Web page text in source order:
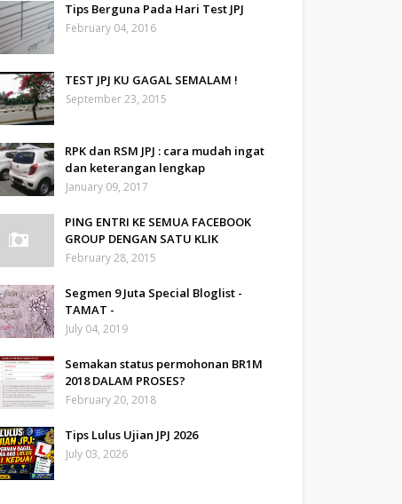
Tips Berguna Pada Hari Test JPJ
February 04, 2016
TEST JPJ KU GAGAL SEMALAM !
September 23, 2015
RPK dan RSM JPJ : cara mudah ingat
dan keterangan lengkap
January 09, 2017
PING ENTRI KE SEMUA FACEBOOK
GROUP DENGAN SATU KLIK
February 28, 2015
Segmen 9 Juta Special Bloglist -
TAMAT -
July 04, 2019
Semakan status permohonan BR1M
2018 DALAM PROSES?
February 20, 2018
Tips Lulus Ujian JPJ 2026
July 03, 2026